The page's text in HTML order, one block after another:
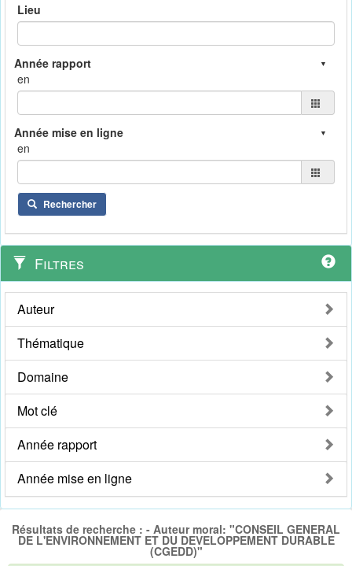
Lieu
en
en
Rechercher
Filtres
Auteur
Thématique
Domaine
Mot clé
Année rapport
Année mise en ligne
Résultats de recherche : - Auteur moral: "CONSEIL GENERAL
DE L'ENVIRONNEMENT ET DU DEVELOPPEMENT DURABLE
(CGEDD)"